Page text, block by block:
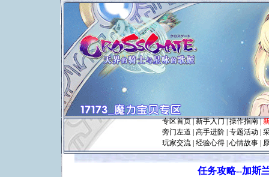
专区首页|新手入门|操作指南|
旁门左道
高手进阶 专题活动
玩家交流 经验心得 心情故事
任务攻略--加斯